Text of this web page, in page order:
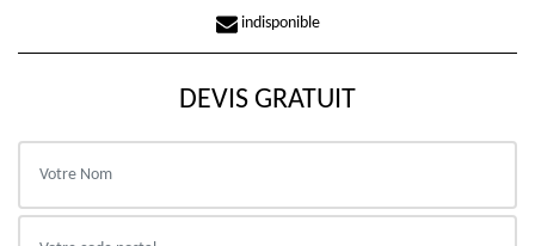
indisponible
DEVIS GRATUIT